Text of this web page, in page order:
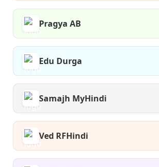
Pragya AB
Edu Durga
Samajh MyHindi
Ved RFHindi